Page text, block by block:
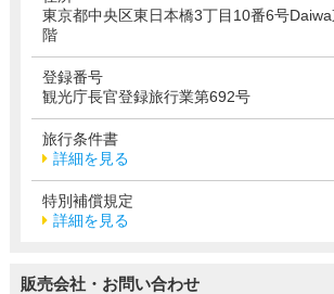
東京都中央区東日本橋3丁目10番6号
階
登録番号
観光庁長官登録旅行業第692号
旅行条件書
詳細を見る
特別補償規定
詳細を見る
販売会社・お問い合わせ